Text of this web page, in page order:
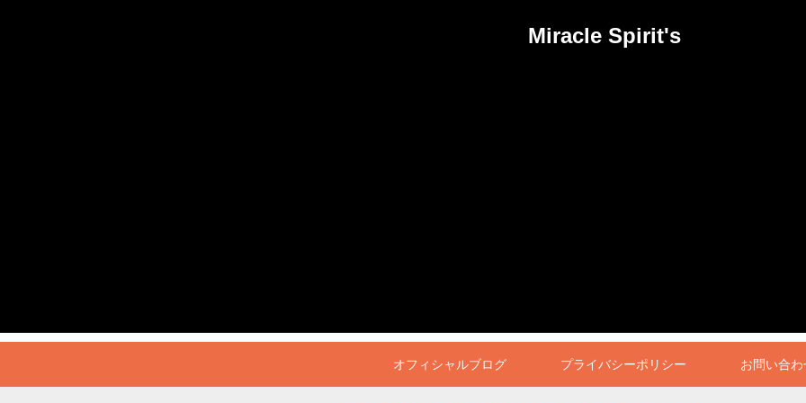
Miracle Spirit's
オフィシャルブログ プライバシーポリシー お問い合わ